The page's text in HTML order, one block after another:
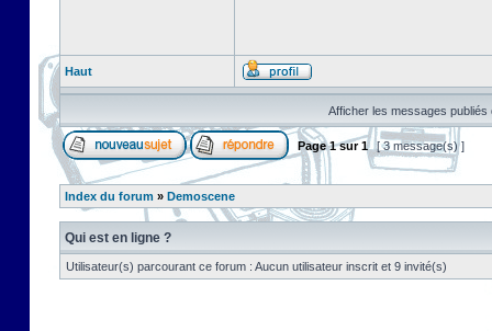
Haut
Afficher les messages publiés
Page1sur1 [ 3 message(s) ]
Index du forum » Demoscene
Qui est en ligne ?
Utilisateur(s) parcourant ce forum : Aucun utilisateur inscrit et 9 invité(s)